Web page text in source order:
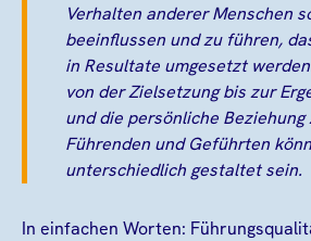
Verhalten anderer Menschen
beeinflussen und zu führen,
in Resultate umgesetzt
von der Zielsetzung bis zur
und die persönliche Beziehung
Führenden und Geführten
unterschiedlich gestaltet sein.
In einfachen Worten: